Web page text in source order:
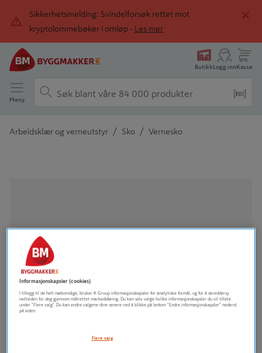
Sikkerhetsmelding: Svindelforsøk rettet mot
kryptolommebøker i omløp -
Les mer
ButikkLogg innKasse
Meny
Arbeidsklær og verneutstyr / Sko / Vernesko
Tidligere
Informasjonskapsler (cookies)
I tillegg til de helt nødvendige, bruker K Group informasjonskapsler for analytiske formål, og for å skreddersy
nettsiden for deg gjennom målrettet markedsføring. Du kan selv velge hvilke informasjonskapsler du vil tillate
under "Flere valg". Du kan endre valgene dine senere ved å klikke på lenken "Endre informasjonskapsler" nederst
på siden.
Flere valg